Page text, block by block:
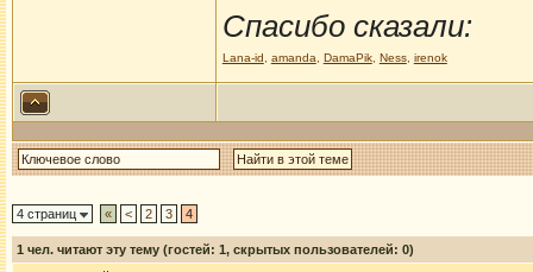
Спасибо сказали:
Lana-id amanda DamaPik, Ness, irenok
4 страниц « < 2 3 4
1 чел. читают эту тему (гостей: 1, скрытых пользователей: 0)